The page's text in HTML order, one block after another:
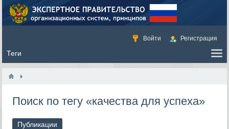
Войти Регистрация
Поиск по тегу «качества для успеха»
Публикации